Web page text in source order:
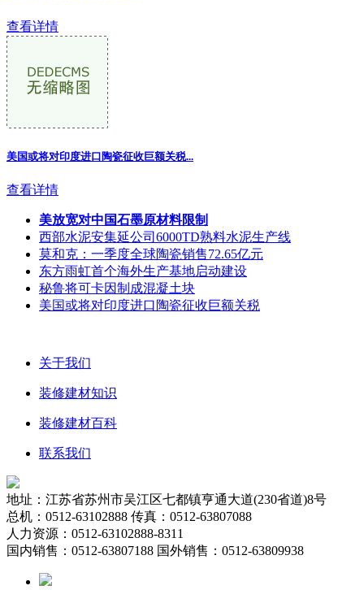
查看详情
美国或将对印度进口陶瓷征收巨额关税...
查看详情
美放宽对中国石墨原材料限制
西部水泥安集延公司6000TD熟料水泥生产线
莫和克：一季度全球陶瓷销售72.65亿元
东方雨虹首个海外生产基地启动建设
秘鲁将可卡因制成混凝土块
美国或将对印度进口陶瓷征收巨额关税
关于我们
装修建材知识
装修建材百科
联系我们
地址：江苏省苏州市吴江区七都镇亨通大道(230省道)8号
总机：0512-63102888 传真：0512-63807088
人力资源：0512-63102888-8311
国内销售：0512-63807188 国外销售：0512-63809938